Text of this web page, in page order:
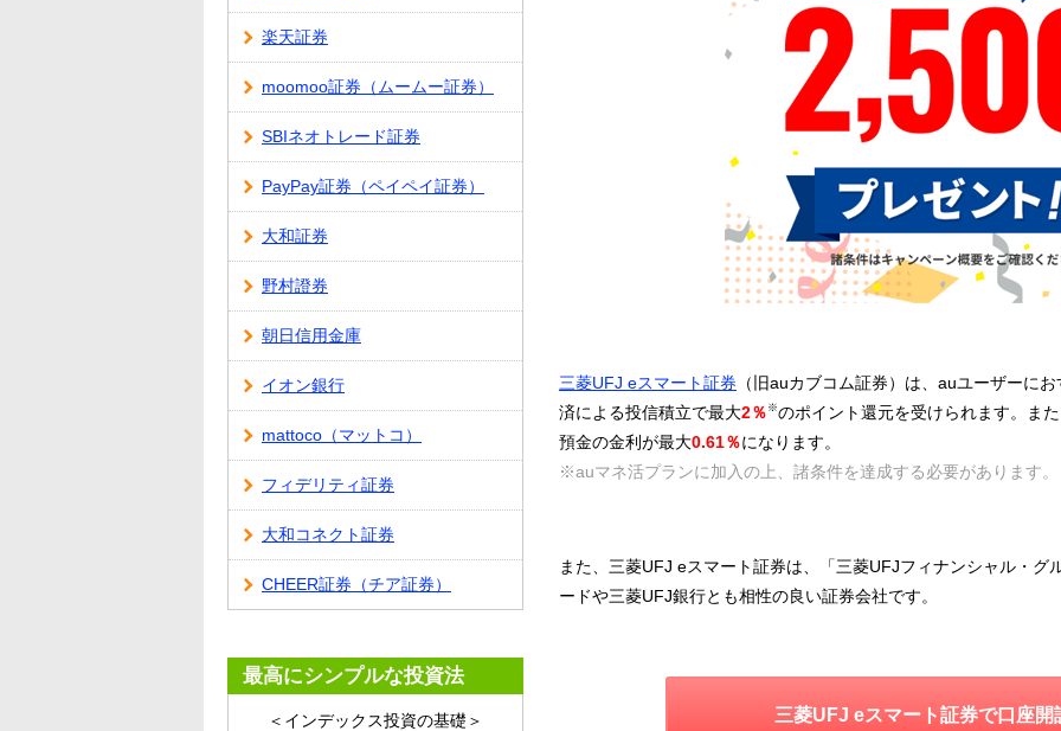
三菱UFJ eスマート証券 （旧auカブコム証券）は、auユーザーにお
済による投信積立で最大2％ ※のポイント還元を受けられます。ま
預金の金利が最大0.61％になります。
※auマネ活プランに加入の上、諸条件を達成する必要があります。
また、三菱UFJ eスマート証券は、「三菱UFJフィナンシャル・グ
ードや三菱UFJ銀行とも相性の良い証券会社です。
三菱UFJ eスマート証券で口座開
楽天証券
moomoo証券（ムームー証券）
SBIネオトレード証券
PayPay証券（ペイペイ証券）
大和証券
野村證券
朝日信用金庫
イオン銀行
mattoco（マットコ）
フィデリティ証券
大和コネクト証券
CHEER証券（チア証券）
最高にシンプルな投資法
＜インデックス投資の基礎＞